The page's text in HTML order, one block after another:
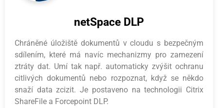
netSpace DLP
Chráněné úložiště dokumentů v cloudu s bezpečným
sdílením, které má navíc mechanizmy pro zamezení
ztráty dat. Umí tak např. automaticky zvýšit ochranu
citlivých dokumentů nebo rozpoznat, když se někdo
snaží data zcizit. Je postaveno na technologii Citrix
ShareFile a Forcepoint DLP.